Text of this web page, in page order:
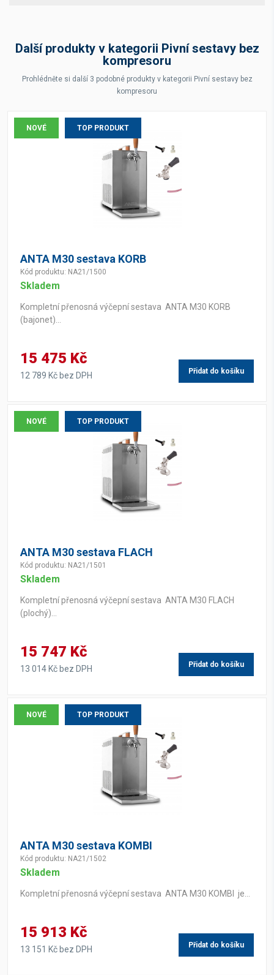
Další produkty v kategorii Pivní sestavy bez
kompresoru
Prohlédněte si další 3 podobné produkty v kategorii Pivní sestavy bez
kompresoru
NOVÉ TOP PRODUKT
ANTA M30 sestava KORB
Kód produktu: NA21/1500
Skladem
Kompletní přenosná výčepní sestava ANTA M30 KORB
(bajonet)...
15 475 Kč
12 789 Kč bez DPH Přidat do košíku
NOVÉ TOP PRODUKT
ANTA M30 sestava FLACH
Kód produktu: NA21/1501
Skladem
Kompletní přenosná výčepní sestava ANTA M30 FLACH
(plochý)...
15 747 Kč
13 014 Kč bez DPH Přidat do košíku
NOVÉ TOP PRODUKT
ANTA M30 sestava KOMBI
Kód produktu: NA21/1502
Skladem
Kompletní přenosná výčepní sestava ANTA M30 KOMBI je...
15 913 Kč
13 151 Kč bez DPH Přidat do košíku